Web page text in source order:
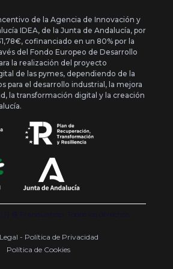
de la Agencia de Innovación y
IDEA, de la Junta de Andalucía, por
cofinanciado en un 80% por la
del Fondo Europeo de Desarrollo
la realización del proyecto
de las pymes, dependiendo de la
para el desarrollo industrial, la mejora
la transformación digital y la creación
® Franquishop. Todos los derechos
- Política de Privacidad
Política de Cookies